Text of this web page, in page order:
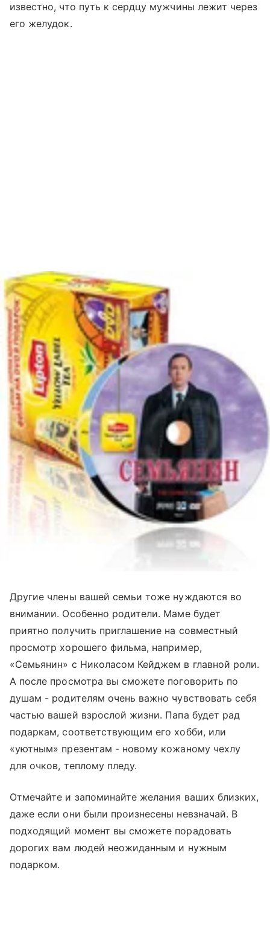
известно, что путь к сердцу мужчины лежит через
его желудок.
Другие члены вашей семьи тоже нуждаются во
внимании. Особенно родители. Маме будет
приятно получить приглашение на совместный
просмотр хорошего фильма, например,
«Семьянин» с Николасом Кейджем в главной роли.
А после просмотра вы сможете поговорить по
душам - родителям очень важно чувствовать себя
частью вашей взрослой жизни. Папа будет рад
подаркам, соответствующим его хобби, или
«уютным» презентам - новому кожаному чехлу
для очков, теплому пледу.
Отмечайте и запоминайте желания ваших близких,
даже если они были произнесены невзначай. В
подходящий момент вы сможете порадовать
дорогих вам людей неожиданным и нужным
подарком.